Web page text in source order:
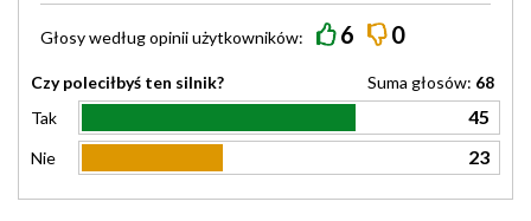
Głosy wedługopiniiużytkowników: 6 0
Czy poleciłbyś ten silnik? Suma głosów: 68
Tak
45
Nie 23